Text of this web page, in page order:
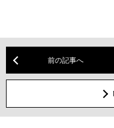
前の記事へ